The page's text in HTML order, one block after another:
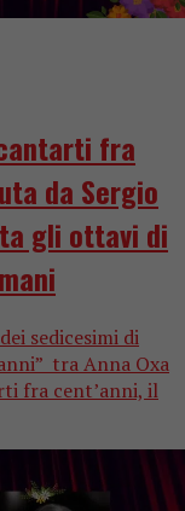
fra
da Sergio
gli ottavi di
sedicesimi di
tra Anna Oxa
fra cent’anni, il